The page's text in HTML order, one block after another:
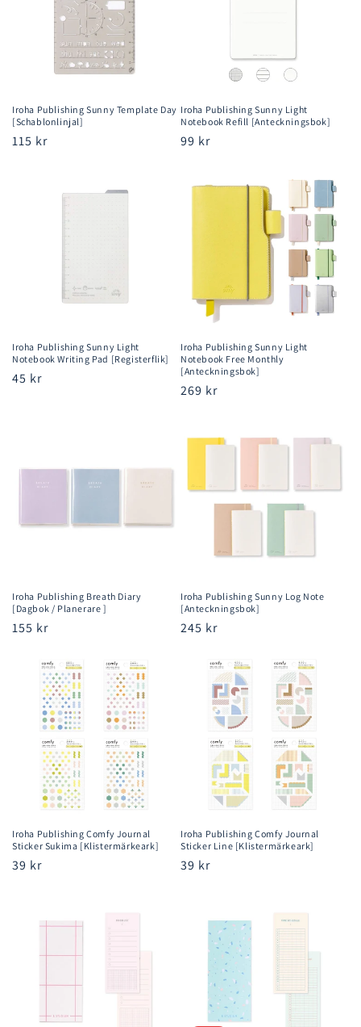
Iroha Publishing Sunny Template Day
[Schablonlinjal]
Ordinarie
115 kr
Iroha Publishing Sunny Light
Notebook Refill [Anteckningsbok]
Ordinarie
99 kr
Iroha Publishing Sunny Light
Notebook Writing Pad [Registerflik]
Ordinarie
45 kr
Iroha Publishing Sunny Light
Notebook Free Monthly
[Anteckningsbok]
Ordinarie
269 kr
Iroha Publishing Breath Diary
[Dagbok / Planerare ]
Ordinarie
155 kr
Iroha Publishing Sunny Log Note
[Anteckningsbok]
Ordinarie
245 kr
Iroha Publishing Comfy Journal
Sticker Sukima [Klistermärkeark]
Ordinarie
39 kr
Iroha Publishing Comfy Journal
Sticker Line [Klistermärkeark]
Ordinarie
39 kr